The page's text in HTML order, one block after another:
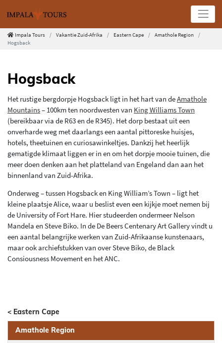
Impala Tours Vakantie Zuid-Afrika Eastern Cape
Amathole Region
Hogsback
< Eastern Cape
Amathole Region
Hogsback
Het rustige bergdorpje Hogsback ligt in het hart van deAmathole
Mountains– 100km ten noordwesten van King Williams Town
(bereikbaar via de R63 en de R345). Het dorp bestaat uit een
onverharde weg met daarlangs een aantal pittoreske huisjes,
hotels, theetuinen en curiosawinkeltjes. Dankzij het heerlijk
gematigde klimaat liggen er in en om het dorpje mooie tuinen, die
meer doen denken aan het platteland van Engeland dan aan het
binnenland van Zuid-Afrika.
Onderweg – tussen Hogsback en King William’s Town – ligt het
kleine plaatsje Alice, waar u beslist even een kijkje moet nemen bij
de University of Fort Hare. Hier studeerden ondermeer Nelson
Mandela en Steve Biko. In de De Beers Centenary Art Gallery vindt u
een aantal belangrijke werken van Zuid-Afrikaanse kunstenaars,
maar ook archiefstukken van over Steve Biko, de Black
Consiousness Movement en het ANC.